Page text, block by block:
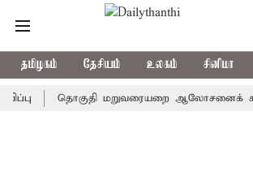
தமிழகம் தேசியம் உலகம் சினிமா
தொகுதி மறுவரையறை ஆலோசனைக் கூட்டம்: